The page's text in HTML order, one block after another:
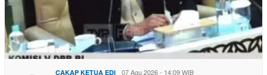
CAKAP KETUA EDI 07 Agu 2026 - 14:09 WIB